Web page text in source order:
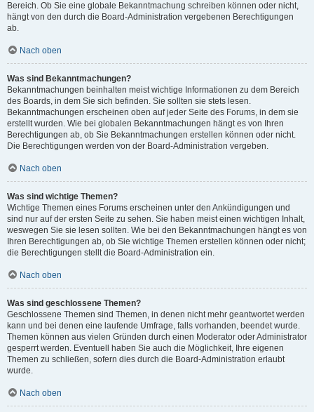
Bereich. Ob Sie eine globale Bekanntmachung schreiben können oder nicht,
hängt von den durch die Board-Administration vergebenen Berechtigungen
ab.
Nach oben
Was sind Bekanntmachungen?
Bekanntmachungen beinhalten meist wichtige Informationen zu dem Bereich
des Boards, in dem Sie sich befinden. Sie sollten sie stets lesen.
Bekanntmachungen erscheinen oben auf jeder Seite des Forums, in dem sie
erstellt wurden. Wie bei globalen Bekanntmachungen hängt es von Ihren
Berechtigungen ab, ob Sie Bekanntmachungen erstellen können oder nicht.
Die Berechtigungen werden von der Board-Administration vergeben.
Nach oben
Was sind wichtige Themen?
Wichtige Themen eines Forums erscheinen unter den Ankündigungen und
sind nur auf der ersten Seite zu sehen. Sie haben meist einen wichtigen Inhalt,
weswegen Sie sie lesen sollten. Wie bei den Bekanntmachungen hängt es von
Ihren Berechtigungen ab, ob Sie wichtige Themen erstellen können oder nicht;
die Berechtigungen stellt die Board-Administration ein.
Nach oben
Was sind geschlossene Themen?
Geschlossene Themen sind Themen, in denen nicht mehr geantwortet werden
kann und bei denen eine laufende Umfrage, falls vorhanden, beendet wurde.
Themen können aus vielen Gründen durch einen Moderator oder Administrator
gesperrt werden. Eventuell haben Sie auch die Möglichkeit, Ihre eigenen
Themen zu schließen, sofern dies durch die Board-Administration erlaubt
wurde.
Nach oben